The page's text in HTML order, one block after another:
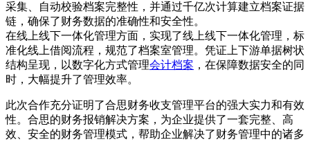
采集、自动校验档案完整性，并通过千亿次计算建立档案证据
链，确保了财务数据的准确性和安全性。
在线上线下一体化管理方面，实现了线上线下一体化管理，标
准化线上借阅流程，规范了档案室管理。凭证上下游单据树状
结构呈现，以数字化方式管理会计档案 ，在保障数据安全的同
时，大幅提升了管理效率。
此次合作充分证明了合思财务收支管理平台的强大实力和有效
性。合思的财务报销解决方案，为企业提供了一套完整、高
效、安全的财务管理模式，帮助企业解决了财务管理中的诸多